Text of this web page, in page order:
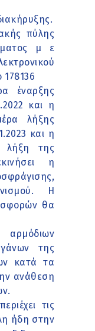
πύλης
μ ε
έναρξης
και η
λήξης
και η
της
η
Η
θα
της
κατά τα
ανάθεση
τις
ήδη στην